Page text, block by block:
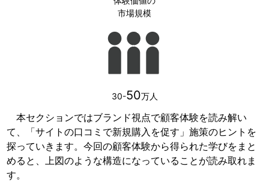
市場規模
30-50万人
本セクションではブランド視点で顧客体験を読み解い
て、「サイトの口コミで新規購入を促す」施策のヒントを
探っていきます。今回の顧客体験から得られた学びをまと
めると、上図のような構造になっていることが読み取れま
す。